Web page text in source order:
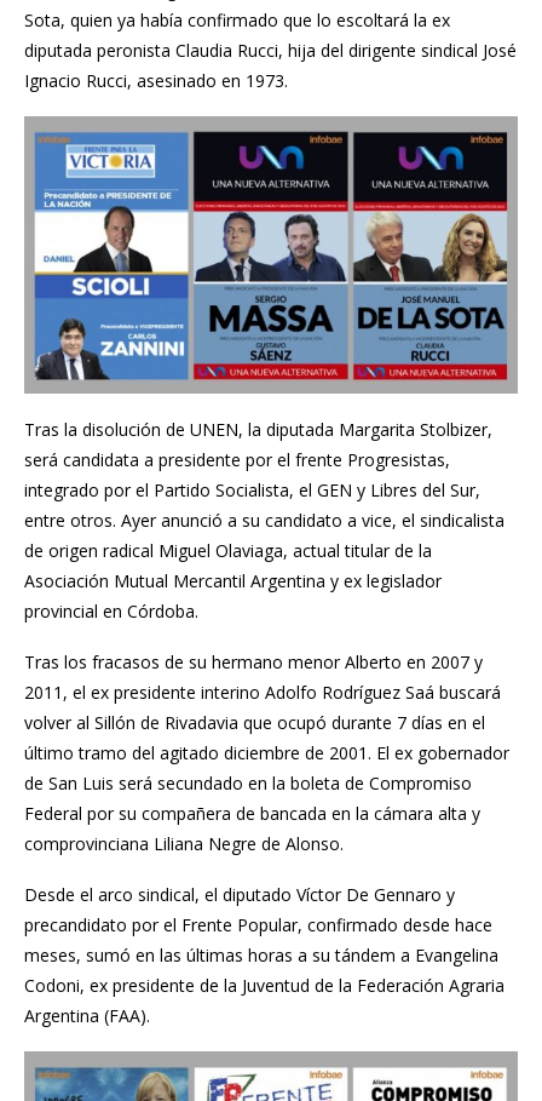
Sota, quien ya había confirmado que lo escoltará la ex
diputada peronista Claudia Rucci, hija del dirigente sindical José
Ignacio Rucci, asesinado en 1973.
Tras la disolución de UNEN, la diputada Margarita Stolbizer,
será candidata a presidente por el frente Progresistas,
integrado por el Partido Socialista, el GEN y Libres del Sur,
entre otros. Ayer anunció a su candidato a vice, el sindicalista
de origen radical Miguel Olaviaga, actual titular de la
Asociación Mutual Mercantil Argentina y ex legislador
provincial en Córdoba.
Tras los fracasos de su hermano menor Alberto en 2007 y
2011, el ex presidente interino Adolfo Rodríguez Saá buscará
volver al Sillón de Rivadavia que ocupó durante 7 días en el
último tramo del agitado diciembre de 2001. El ex gobernador
de San Luis será secundado en la boleta de Compromiso
Federal por su compañera de bancada en la cámara alta y
comprovinciana Liliana Negre de Alonso.
Desde el arco sindical, el diputado Víctor De Gennaro y
precandidato por el Frente Popular, confirmado desde hace
meses, sumó en las últimas horas a su tándem a Evangelina
Codoni, ex presidente de la Juventud de la Federación Agraria
Argentina (FAA).